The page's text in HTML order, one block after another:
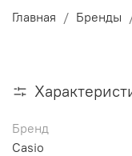
Главная Бренды
Бренд
Casio